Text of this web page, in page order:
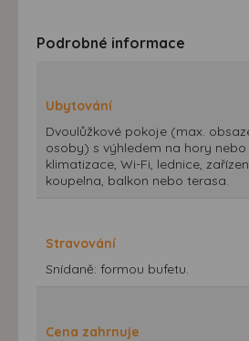
Podrobné informace
Ubytování
Dvoulůžkové pokoje (max.
osoby) s výhledem na hory nebo
klimatizace, Wi-Fi, lednice,
koupelna, balkon nebo terasa.
Stravování
Snídaně: formou bufetu.
Cena zahrnuje